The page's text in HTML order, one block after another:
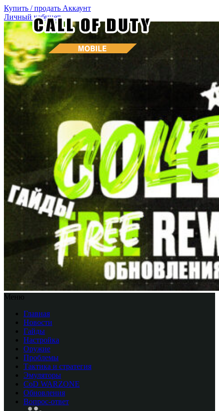
Купить / продать Аккаунт
Личный кабинет
Меню
Главная
Новости
Гайды
Настройка
Оружие
Проблемы
Тактика и стратегия
Эмуляторы
CоD WARZONE
Обновления
Вопрос-ответ